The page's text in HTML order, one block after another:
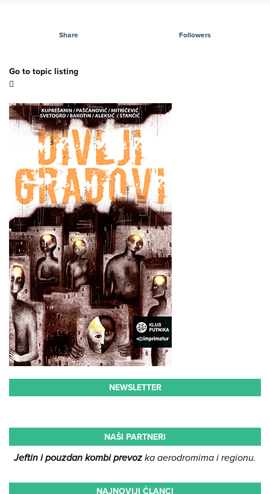
Share Followers
Go to topic listing
NEWSLETTER
NAŠI PARTNERI
Jeftin i pouzdan kombi prevozka aerodromima i regionu.
NAJNOVIJI ČLANCI